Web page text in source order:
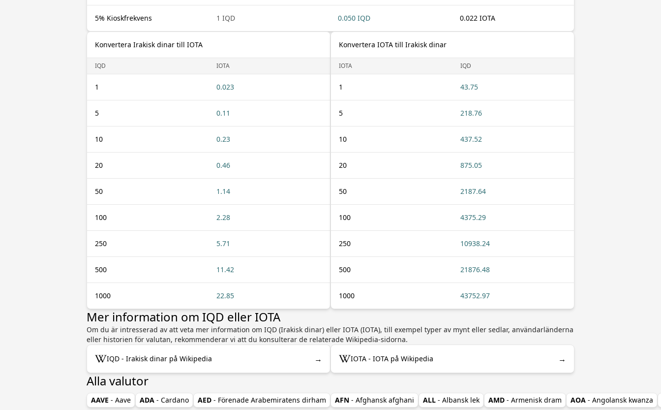
5% Kioskfrekvens 1 IQD 0.050 IQD 0.022 IOTA
Konvertera Irakisk dinar till IOTA
IQD IOTA
1 0.023
5 0.11
10 0.23
20 0.46
50 1.14
100 2.28
250 5.71
500 11.42
1000 22.85
Konvertera IOTA till Irakisk dinar
IOTA IQD
1 43.75
5 218.76
10 437.52
20 875.05
50 2187.64
100 4375.29
250 10938.24
500 21876.48
1000 43752.97
Mer information om IQD eller IOTA
Om du är intresserad av att veta mer information om IQD (Irakisk dinar) eller IOTA (IOTA), till exempel typer av mynt eller sedlar, användarländerna
eller historien för valutan, rekommenderar vi att du konsulterar de relaterade Wikipedia-sidorna.
IQD - Irakisk dinar på Wikipedia → IOTA - IOTA på Wikipedia →
Alla valutor
AAVE - Aave ADA - Cardano AED - Förenade Arabemiratens dirham AFN - Afghansk afghani ALL - Albansk lek AMD - Armenisk dram AOA - Angolansk kwanza